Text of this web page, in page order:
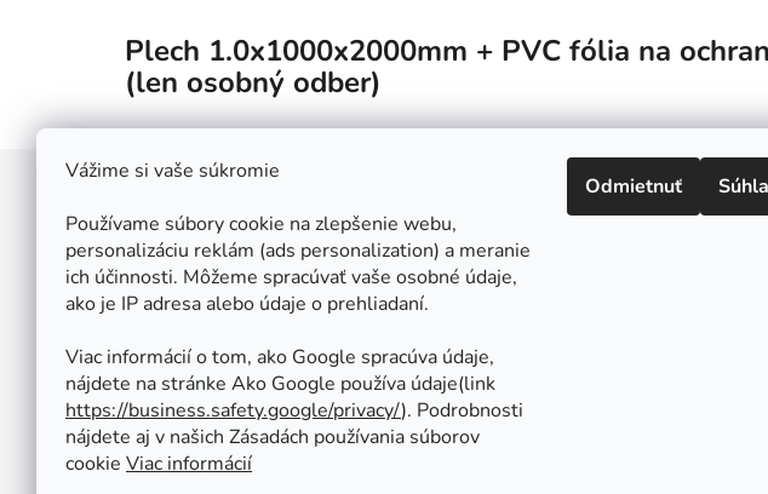
Vážime si vaše súkromie
Používame súbory cookie na zlepšenie webu,
personalizáciu reklám (ads personalization) a meranie
ich účinnosti. Môžeme spracúvať vaše osobné údaje,
ako je IP adresa alebo údaje o prehliadaní.
Viac informácií o tom, ako Google spracúva údaje,
nájdete na stránke Ako Google používa údaje(link
https://business.safety.google/privacy/⁩). Podrobnosti
nájdete aj v našich Zásadách používania súborov
cookie Viac informácií
Odmietnuť
Plech 1.0x1000x2000mm + PVC fólia na
(len osobný odber)
Štefan Široký - Kovoinox
Cukrová 10
917 01 Trnava
Slovensko
IČ: 37 571 451
IČ DPH: SK 1020347779
Po-Pa: 08:00 - 12:00 13:00 - 16:30
So - Ne : ZATVORENÉ
Tel.: +421 950 427 860
obchod@kovoinox.sk